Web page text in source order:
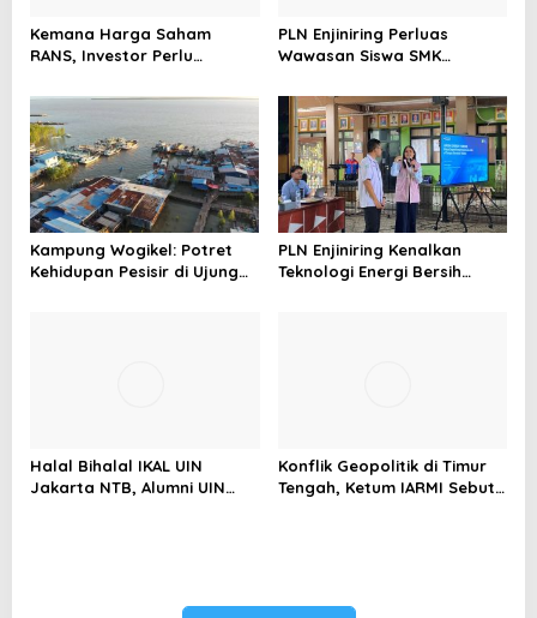
Kemana Harga Saham
RANS, Investor Perlu
Menghindari Spekulasi
Berlebihan
PLN Enjiniring Perluas
Wawasan Siswa SMK
Perubahan Iklim
Kampung Wogikel: Potret
Kehidupan Pesisir di Ujung
PLN Enjiniring Kenalkan
Teknologi Energi Bersih
Halal Bihalal IKAL UIN
Jakarta NTB, Alumni UIN
Konflik Geopolitik di Timur
Tengah, Ketum IARMI Sebut